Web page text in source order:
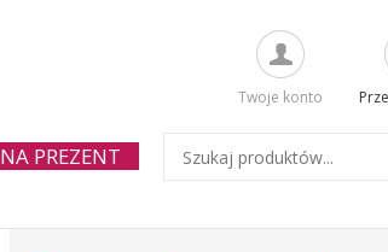
Twoje konto
NA PREZENT